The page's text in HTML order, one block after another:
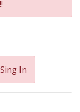
Sing In